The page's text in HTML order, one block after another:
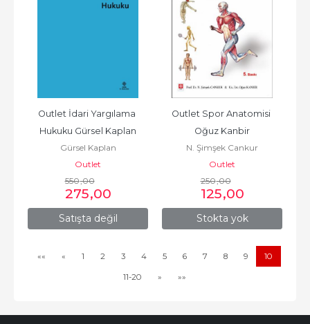
Satışta değil
Outlet İdari Yargılama
Hukuku Gürsel Kaplan
Gürsel Kaplan
Outlet
550,00
275,00
Stokta yok
Outlet Spor Anatomisi
Oğuz Kanbir
N. Şimşek Cankur
Outlet
250,00
125,00
«« « 1 2 3 4 5 6 7 8 9 10
11-20 » »»